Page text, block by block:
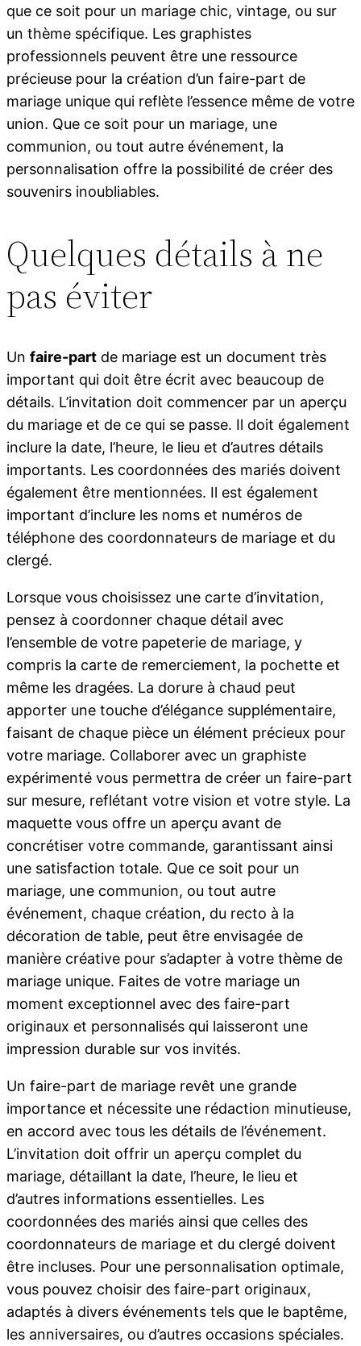
que ce soit pour un mariage chic, vintage, ou sur
un thème spécifique. Les graphistes
professionnels peuvent être une ressource
précieuse pour la création d’un faire-part de
mariage unique qui reflète l’essence même de votre
union. Que ce soit pour un mariage, une
communion, ou tout autre événement, la
personnalisation offre la possibilité de créer des
souvenirs inoubliables.
Quelques détails à ne
pas éviter
Un faire-part de mariage est un document très
important qui doit être écrit avec beaucoup de
détails. L’invitation doit commencer par un aperçu
du mariage et de ce qui se passe. Il doit également
inclure la date, l’heure, le lieu et d’autres détails
importants. Les coordonnées des mariés doivent
également être mentionnées. Il est également
important d’inclure les noms et numéros de
téléphone des coordonnateurs de mariage et du
clergé.
Lorsque vous choisissez une carte d’invitation,
pensez à coordonner chaque détail avec
l’ensemble de votre papeterie de mariage, y
compris la carte de remerciement, la pochette et
même les dragées. La dorure à chaud peut
apporter une touche d’élégance supplémentaire,
faisant de chaque pièce un élément précieux pour
votre mariage. Collaborer avec un graphiste
expérimenté vous permettra de créer un faire-part
sur mesure, reflétant votre vision et votre style. La
maquette vous offre un aperçu avant de
concrétiser votre commande, garantissant ainsi
une satisfaction totale. Que ce soit pour un
mariage, une communion, ou tout autre
événement, chaque création, du recto à la
décoration de table, peut être envisagée de
manière créative pour s’adapter à votre thème de
mariage unique. Faites de votre mariage un
moment exceptionnel avec des faire-part
originaux et personnalisés qui laisseront une
impression durable sur vos invités.
Un faire-part de mariage revêt une grande
importance et nécessite une rédaction minutieuse,
en accord avec tous les détails de l’événement.
L’invitation doit offrir un aperçu complet du
mariage, détaillant la date, l’heure, le lieu et
d’autres informations essentielles. Les
coordonnées des mariés ainsi que celles des
coordonnateurs de mariage et du clergé doivent
être incluses. Pour une personnalisation optimale,
vous pouvez choisir des faire-part originaux,
adaptés à divers événements tels que le baptême,
les anniversaires, ou d’autres occasions spéciales.